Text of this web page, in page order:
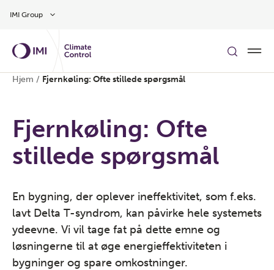
IMI Group
Hjem / Fjernkøling: Ofte stillede spørgsmål
Fjernkøling: Ofte
stillede spørgsmål
En bygning, der oplever ineffektivitet, som f.eks.
lavt Delta T-syndrom, kan påvirke hele systemets
ydeevne. Vi vil tage fat på dette emne og
løsningerne til at øge energieffektiviteten i
bygninger og spare omkostninger.